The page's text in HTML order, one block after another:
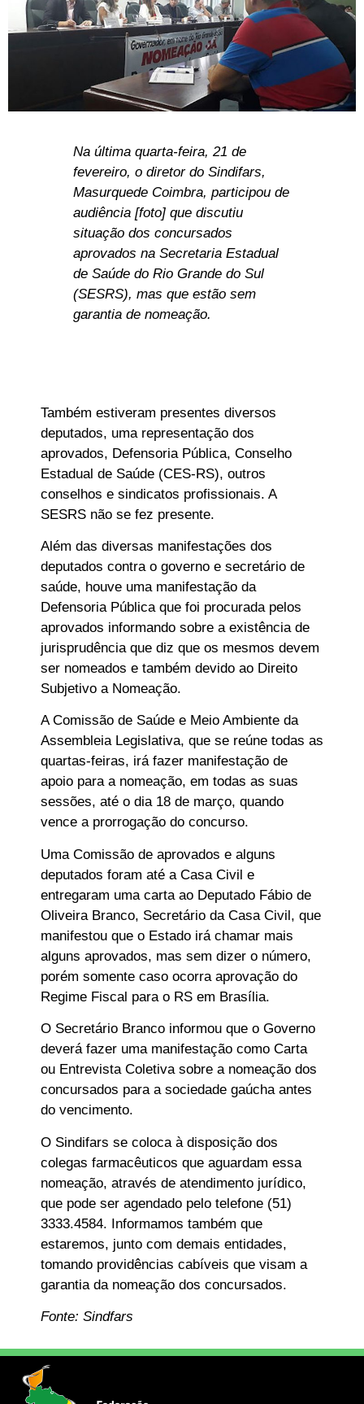
Na última quarta-feira, 21 de
fevereiro, o diretor do Sindifars,
Masurquede Coimbra, participou de
audiência [foto] que discutiu
situação dos concursados
aprovados na Secretaria Estadual
de Saúde do Rio Grande do Sul
(SESRS), mas que estão sem
garantia de nomeação.
Também estiveram presentes diversos
deputados, uma representação dos
aprovados, Defensoria Pública, Conselho
Estadual de Saúde (CES-RS), outros
conselhos e sindicatos profissionais. A
SESRS não se fez presente.
Além das diversas manifestações dos
deputados contra o governo e secretário de
saúde, houve uma manifestação da
Defensoria Pública que foi procurada pelos
aprovados informando sobre a existência de
jurisprudência que diz que os mesmos devem
ser nomeados e também devido ao Direito
Subjetivo a Nomeação.
A Comissão de Saúde e Meio Ambiente da
Assembleia Legislativa, que se reúne todas as
quartas-feiras, irá fazer manifestação de
apoio para a nomeação, em todas as suas
sessões, até o dia 18 de março, quando
vence a prorrogação do concurso.
Uma Comissão de aprovados e alguns
deputados foram até a Casa Civil e
entregaram uma carta ao Deputado Fábio de
Oliveira Branco, Secretário da Casa Civil, que
manifestou que o Estado irá chamar mais
alguns aprovados, mas sem dizer o número,
porém somente caso ocorra aprovação do
Regime Fiscal para o RS em Brasília.
O Secretário Branco informou que o Governo
deverá fazer uma manifestação como Carta
ou Entrevista Coletiva sobre a nomeação dos
concursados para a sociedade gaúcha antes
do vencimento.
O Sindifars se coloca à disposição dos
colegas farmacêuticos que aguardam essa
nomeação, através de atendimento jurídico,
que pode ser agendado pelo telefone (51)
3333.4584. Informamos também que
estaremos, junto com demais entidades,
tomando providências cabíveis que visam a
garantia da nomeação dos concursados.
Fonte: Sindfars